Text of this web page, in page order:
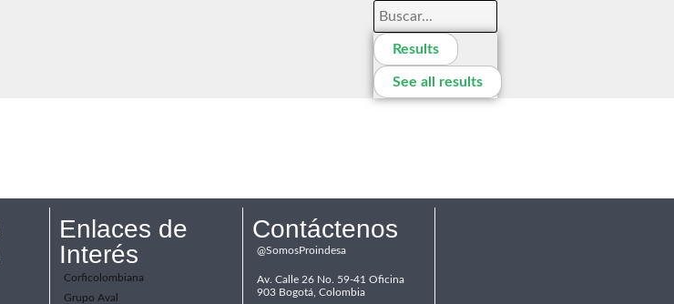
Results
See all results
Enlaces de
Interés
Corficolombiana
Grupo Aval
Contáctenos
@SomosProindesa
Av. Calle 26 No. 59-41 Oficina
903 Bogotá, Colombia